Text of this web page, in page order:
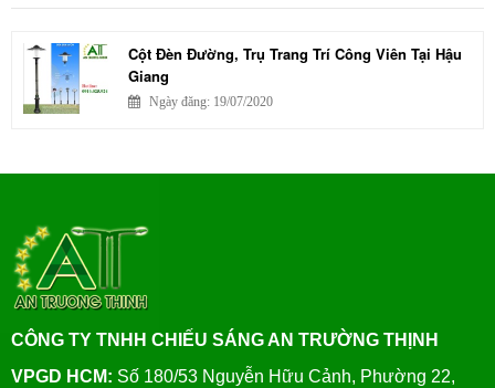
Cột Đèn Đường, Trụ Trang Trí Công Viên Tại Hậu
Giang
Ngày đăng: 19/07/2020
CÔNG TY TNHH CHIẾU SÁNG AN TRƯỜNG THỊNH
VPGD HCM: Số 180/53 Nguyễn Hữu Cảnh, Phường 22,